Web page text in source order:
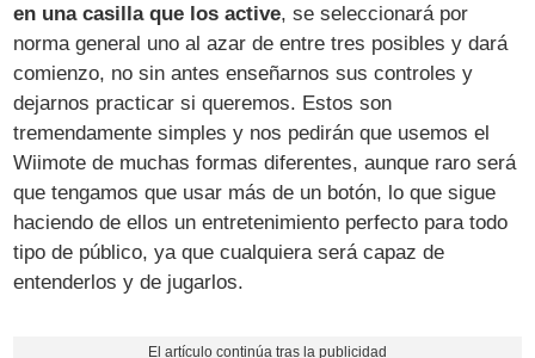
en una casilla que los active, se seleccionará por
norma general uno al azar de entre tres posibles y dará
comienzo, no sin antes enseñarnos sus controles y
dejarnos practicar si queremos. Estos son
tremendamente simples y nos pedirán que usemos el
Wiimote de muchas formas diferentes, aunque raro será
que tengamos que usar más de un botón, lo que sigue
haciendo de ellos un entretenimiento perfecto para todo
tipo de público, ya que cualquiera será capaz de
entenderlos y de jugarlos.